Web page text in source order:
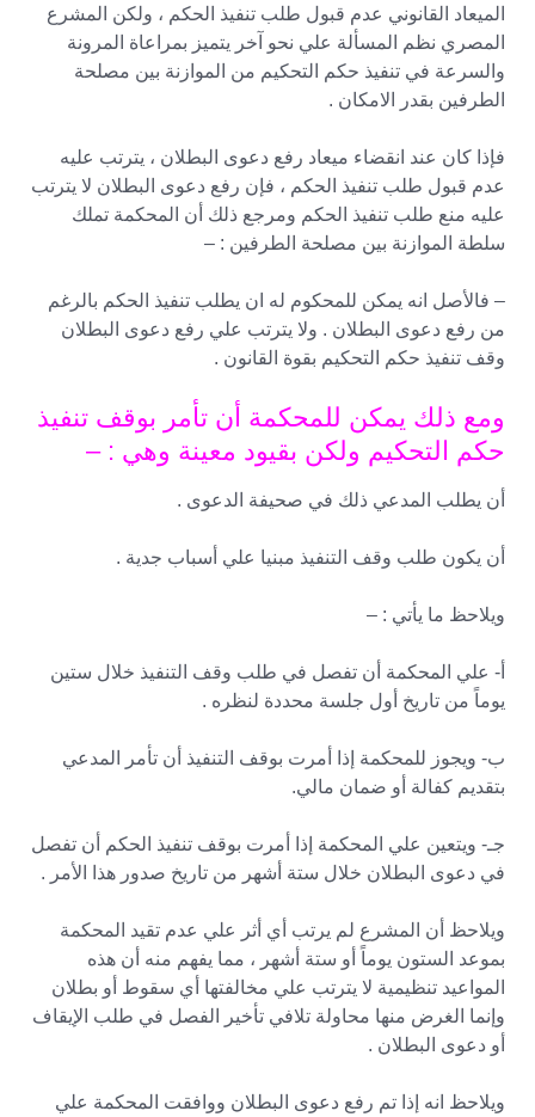
الميعاد القانوني عدم قبول طلب تنفيذ الحكم ، ولكن المشرع
المصري نظم المسألة علي نحو آخر يتميز بمراعاة المرونة
والسرعة في تنفيذ حكم التحكيم من الموازنة بين مصلحة
الطرفين بقدر الامكان .
فإذا كان عند انقضاء ميعاد رفع دعوى البطلان ، يترتب عليه
عدم قبول طلب تنفيذ الحكم ، فإن رفع دعوى البطلان لا يترتب
عليه منع طلب تنفيذ الحكم ومرجع ذلك أن المحكمة تملك
سلطة الموازنة بين مصلحة الطرفين : –
– فالأصل انه يمكن للمحكوم له ان يطلب تنفيذ الحكم بالرغم
من رفع دعوى البطلان . ولا يترتب علي رفع دعوى البطلان
وقف تنفيذ حكم التحكيم بقوة القانون .
ومع ذلك يمكن للمحكمة أن تأمر بوقف تنفيذ
حكم التحكيم ولكن بقيود معينة وهي : –
أن يطلب المدعي ذلك في صحيفة الدعوى .
أن يكون طلب وقف التنفيذ مبنيا علي أسباب جدية .
ويلاحظ ما يأتي : –
أ- علي المحكمة أن تفصل في طلب وقف التنفيذ خلال ستين
يوماً من تاريخ أول جلسة محددة لنظره .
ب- ويجوز للمحكمة إذا أمرت بوقف التنفيذ أن تأمر المدعي
بتقديم كفالة أو ضمان مالي.
جـ- ويتعين علي المحكمة إذا أمرت بوقف تنفيذ الحكم أن تفصل
في دعوى البطلان خلال ستة أشهر من تاريخ صدور هذا الأمر .
ويلاحظ أن المشرع لم يرتب أي أثر علي عدم تقيد المحكمة
بموعد الستون يوماً أو ستة أشهر ، مما يفهم منه أن هذه
المواعيد تنظيمية لا يترتب علي مخالفتها أي سقوط أو بطلان
وإنما الغرض منها محاولة تلافي تأخير الفصل في طلب الإيقاف
أو دعوى البطلان .
ويلاحظ انه إذا تم رفع دعوى البطلان ووافقت المحكمة علي